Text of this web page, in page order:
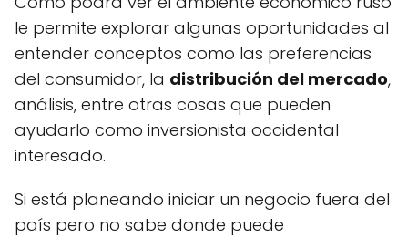
le permite explorar algunas oportunidades al
entender conceptos como las preferencias
del consumidor, la distribución del mercado,
análisis, entre otras cosas que pueden
ayudarlo como inversionista occidental
interesado.
Si está planeando iniciar un negocio fuera del
país pero no sabe donde puede